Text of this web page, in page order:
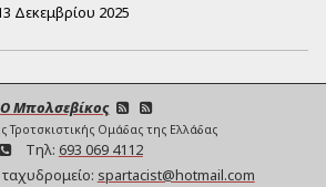
Δεκεμβρίου 2025
Ο Μπολσεβίκος
Τροτσκιστικής Ομάδας της Ελλάδας
Τηλ: 693 069 4112
spartacist@hotmail.com